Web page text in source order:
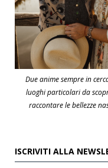
Due anime sempre in
luoghi particolari da
raccontare le bellezze
ISCRIVITI ALLA